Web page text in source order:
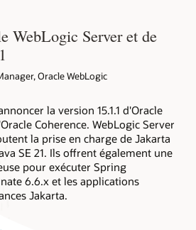
WebLogic Server et de
Oracle WebLogic
la version 15.1.1 d'Oracle
Coherence. WebLogic Server
la prise en charge de Jakarta
SE 21. Ils offrent également une
pour exécuter Spring
6.6.x et les applications
Jakarta.